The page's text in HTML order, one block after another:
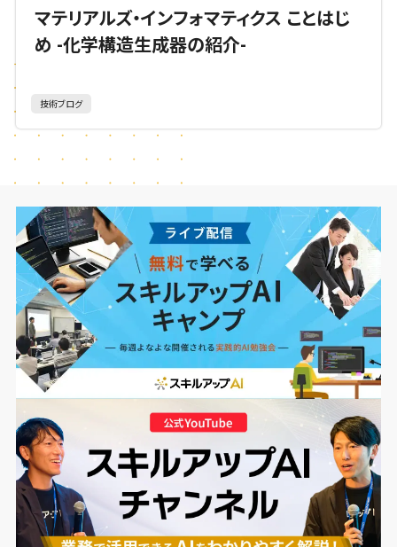
マテリアルズ・インフォマティクス ことはじ
め -化学構造生成器の紹介-
技術ブログ